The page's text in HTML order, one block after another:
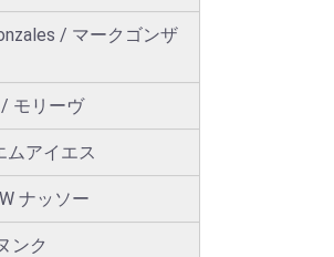
/ マークゴンザ
モリーヴ
ムアイエス
ナッソー
ンク